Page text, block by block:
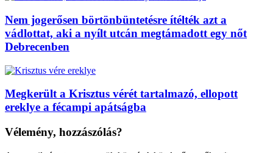
Nem jogerősen börtönbüntetésre ítélték azt a
vádlottat, aki a nyílt utcán megtámadott egy nőt
Debrecenben
Megkerült a Krisztus vérét tartalmazó, ellopott
ereklye a fécampi apátságba
Vélemény, hozzászólás?